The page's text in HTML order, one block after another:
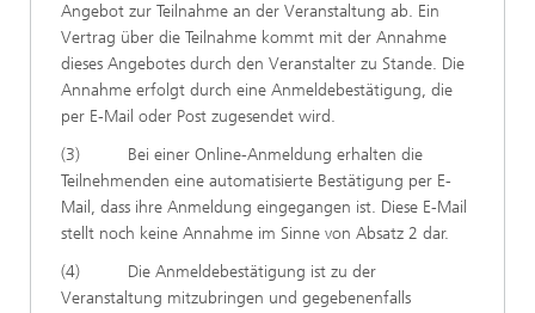
Angebot zur Teilnahme an der Veranstaltung ab. Ein
Vertrag über die Teilnahme kommt mit der Annahme
dieses Angebotes durch den Veranstalter zu Stande. Die
Annahme erfolgt durch eine Anmeldebestätigung, die
per E-Mail oder Post zugesendet wird.
(3) Bei einer Online-Anmeldung erhalten die
Teilnehmenden eine automatisierte Bestätigung per E-
Mail, dass ihre Anmeldung eingegangen ist. Diese E-Mail
stellt noch keine Annahme im Sinne von Absatz 2 dar.
(4) Die Anmeldebestätigung ist zu der
Veranstaltung mitzubringen und gegebenenfalls